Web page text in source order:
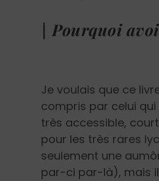
| Pourquoi
Je voulais que ce
compris par celui qui
très accessible,
pour les très rares
seulement une
par-ci par-là), mais